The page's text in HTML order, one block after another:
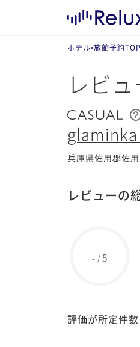
ホテル•旅館予約TOP
レビ
glaminka
兵庫県佐用郡佐
レビューの
- /5
評価が所定件